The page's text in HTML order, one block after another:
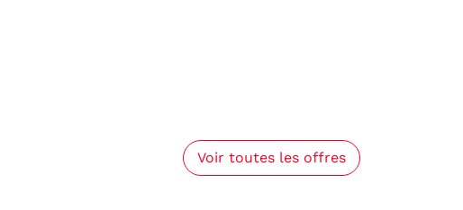
Voir toutes les offres